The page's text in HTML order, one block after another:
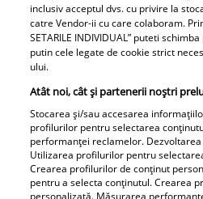
Tânărul din poză e azi
unul dintre cei mai
cunoscuți români! Uită-
te bine la el, îl
inclusiv acceptul dvs. cu privire la
catre Vendor-ii cu care colaboram.
SETARILE INDIVIDUAL” puteti
putin cele legate de cookie strict
ului.
Atât noi, cât și partenerii noștri
Stocarea și/sau accesarea
profilurilor pentru selectarea
performanței reclamelor.
Utilizarea profilurilor pentru
Crearea profilurilor de conținut
pentru a selecta conținutul. Crearea